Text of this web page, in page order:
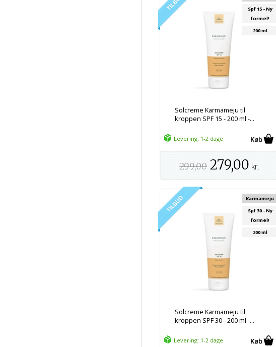
Solcreme Karmameju til
kroppen SPF 15 - 200 ml -...
Spf 15 - Ny
formel!
200 ml
Levering: 1-2 dage
299,00 279,00 kr.
Solcreme Karmameju til
kroppen SPF 30 - 200 ml -...
Karmameju
Spf 30 - Ny
formel!
200 ml
Levering: 1-2 dage